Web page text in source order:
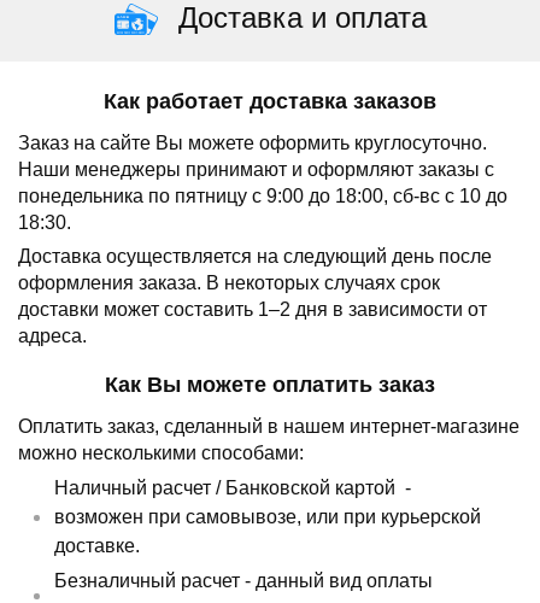
Доставка и оплата
Как работает доставка заказов
Заказ на сайте Вы можете оформить круглосуточно.
Наши менеджеры принимают и оформляют заказы с
понедельника по пятницу с 9:00 до 18:00, сб-вс с 10 до
18:30.
Доставка осуществляется на следующий день после
оформления заказа. В некоторых случаях срок
доставки может составить 1–2 дня в зависимости от
адреса.
Как Вы можете оплатить заказ
Оплатить заказ, сделанный в нашем интернет-магазине
можно несколькими способами:
Наличный расчет / Банковской картой -
возможен при самовывозе, или при курьерской
доставке.
Безналичный расчет - данный вид оплаты